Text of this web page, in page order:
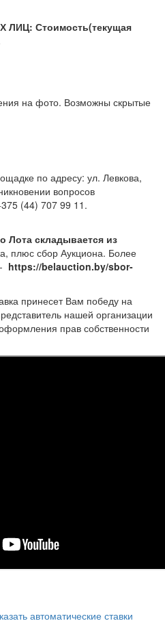
Стоимость(текущая
на фото. Возможны скрытые
по адресу: ул. Левкова,
вопросов
(44) 707 99 11.
Лота складывается из
плюс сбор Аукциона. Более
https://belauction.by/sbor-
принесет Вам победу на
нашей организации
прав собственности
автоматические ставки